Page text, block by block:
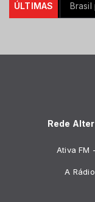
ÚLTIMASBrasil
Rede
Ativa FM
A